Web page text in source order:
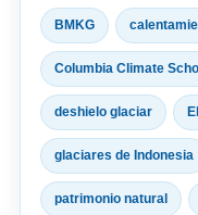
BMKG
Columbia Climate
deshielo glaciar
glaciares de Indonesia
patrimonio natural